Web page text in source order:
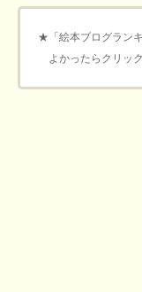
★「絵本ブログラン
よかったらクリッ